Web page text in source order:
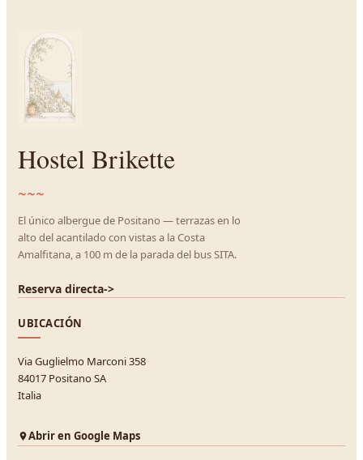
Hostel Brikette
~~~
El único albergue de Positano — terrazas en lo
alto del acantilado con vistas a la Costa
Amalfitana, a 100 m de la parada del bus SITA.
Reserva directa->
UBICACIÓN
Via Guglielmo Marconi 358
84017 Positano SA
Italia
Abrir en Google Maps